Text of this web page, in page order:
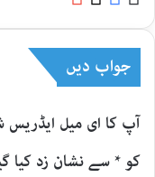
جواب دیں
آپ کا ای میل ایڈریس
کو *سے نشان زد کیا